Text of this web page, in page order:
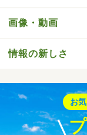
画像・動画
情報の新しさ
お